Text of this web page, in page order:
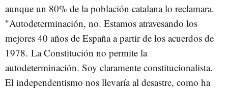
aunque un 80% de la población catalana lo reclamara.
"Autodeterminación, no. Estamos atravesando los
mejores 40 años de España a partir de los acuerdos de
1978. La Constitución no permite la
autodeterminación. Soy claramente constitucionalista.
El independentismo nos llevaría al desastre, como ha